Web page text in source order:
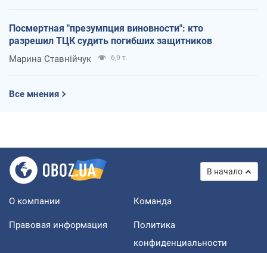
Посмертная "презумпция виновности": кто
разрешил ТЦК судить погибших защитников
Марина Ставнійчук 6,9 т.
Все мнения
В начало
О компании Команда
Правовая информация
Политика
конфиденциальности